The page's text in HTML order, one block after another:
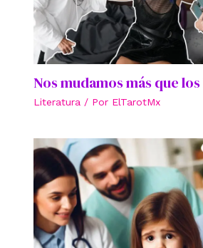
Nos mudamos más que
Literatura / Por ElTarotMx